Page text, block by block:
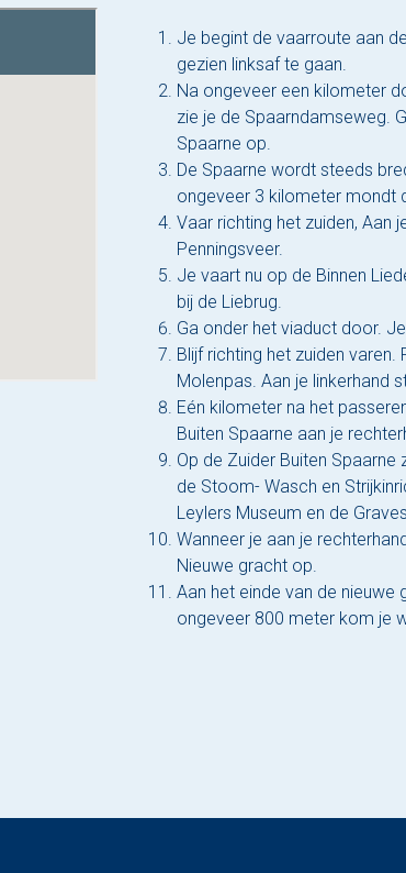
Je begint de vaarroute aan
gezien linksaf te gaan.
Na ongeveer een kilometer
zie je de Spaarndamseweg.
Spaarne op.
De Spaarne wordt steeds
ongeveer 3 kilometer mondt
Vaar richting het zuiden, Aan
Penningsveer.
Je vaart nu op de Binnen
bij de Liebrug.
Ga onder het viaduct door.
Blijf richting het zuiden
Molenpas. Aan je linkerhand
Eén kilometer na het
Buiten Spaarne aan je
Op de Zuider Buiten
de Stoom- Wasch en
Leylers Museum en de
Wanneer je aan je
Nieuwe gracht op.
Aan het einde van de
ongeveer 800 meter kom je